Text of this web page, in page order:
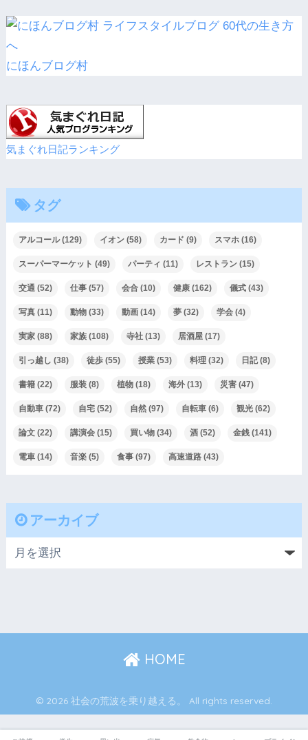
にほんブログ村
気まぐれ日記ランキング
タグ
アルコール(129) イオン(58) カード (9) スマホ(16)
スーパーマーケット (49) パーティ (11) レストラン(15)
交通 (52) 仕事(57) 会合(10) 健康(162) 儀式(43)
写真(11) 動物(33) 動画(14) 夢(32) 学会(4)
実家(88) 家族(108) 寺社(13) 居酒屋(17)
引っ越し (38) 徒歩(55) 授業(53) 料理(32) 日記(8)
書籍(22) 服装(8) 植物(18) 海外(13) 災害(47)
自動車(72) 自宅(52) 自然(97) 自転車(6) 観光(62)
論文(22) 講演会(15) 買い物(34) 酒(52) 金銭(141)
電車(14) 音楽(5) 食事(97) 高速道路(43)
アーカイブ
HOME
© 2026 社会の荒波を乗り越える。 All rights reserved.